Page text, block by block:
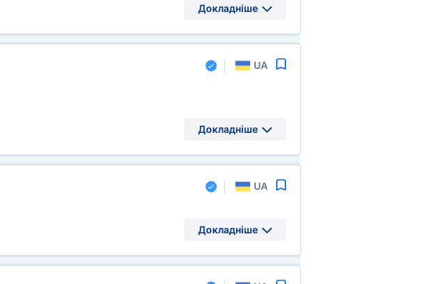
Докладніше
UA
Докладніше
UA
Докладніше